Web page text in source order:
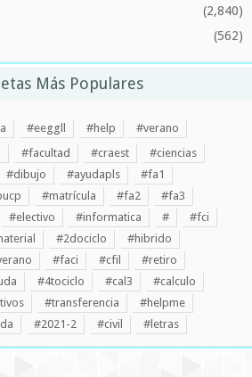
(2,840)
(562)
Más Populares
#eeggll #help
#verano
#facultad #craest
#ciencias
#dibujo #ayudapls
#fa1
#matrícula #fa2
#fa3
#electivo #informatica #
#fci
#2dociclo
#hibrido
#faci #cfil
#retiro
#4tociclo #cal3
#calculo
#transferencia
#helpme
#2021-2 #civil #letras